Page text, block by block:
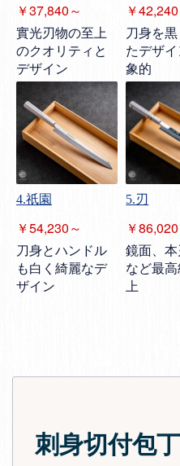
￥37,840～
實光刃物の至上
のクオリティと
デザイン
￥
刀身を
たデザ
象的
4.祇園
￥54,230～
刀身とハンドル
も白く綺麗なデ
ザイン
5.刃
￥
鏡面、
など最
上
刺身切付包